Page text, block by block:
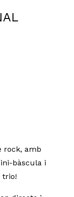
rock, amb
bàscula i
trio!